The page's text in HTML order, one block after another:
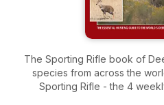
The Sporting Rifle book of
species from across the
Sporting Rifle - the 4